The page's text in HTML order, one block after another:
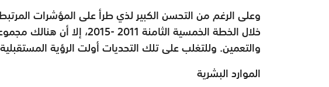
وعلى الرغم من التحسن الكبير لذي طرأ على المؤشرات
خلال الخطة الخمسية الثامنة
والتعمين. وللتغلب على تلك التحديات أولت الرؤية
الموارد البشرية